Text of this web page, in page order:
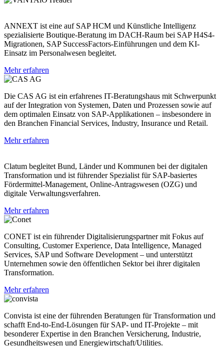
ANNEXT ist eine auf SAP HCM und Künstliche Intelligenz
spezialisierte Boutique-Beratung im DACH-Raum bei SAP H4S4-
Migrationen, SAP SuccessFactors-Einführungen und dem KI-
Einsatz im Personalwesen begleitet.
Mehr erfahren
Die CAS AG ist ein erfahrenes IT-Beratungshaus mit Schwerpunkt
auf der Integration von Systemen, Daten und Prozessen sowie auf
dem optimalen Einsatz von SAP-Applikationen – insbesondere in
den Branchen Financial Services, Industry, Insurance und Retail.
Mehr erfahren
Clatum begleitet Bund, Länder und Kommunen bei der digitalen
Transformation und ist führender Spezialist für SAP-basiertes
Fördermittel-Management, Online-Antragswesen (OZG) und
digitale Verwaltungsverfahren.
Mehr erfahren
CONET ist ein führender Digitalisierungspartner mit Fokus auf
Consulting, Customer Experience, Data Intelligence, Managed
Services, SAP und Software Development – und unterstützt
Unternehmen sowie den öffentlichen Sektor bei ihrer digitalen
Transformation.
Mehr erfahren
Convista ist eine der führenden Beratungen für Transformation und
schafft End-to-End-Lösungen für SAP- und IT-Projekte – mit
besonderer Expertise in den Branchen Versicherung, Industrie,
Gesundheitswesen und Energiewirtschaft/Utilities.